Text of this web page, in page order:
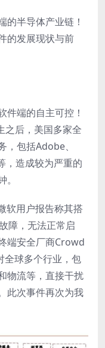
的半导体产业链！
的发展现状与前
件端的自主可控！
之后，美国多家全
，包括Adobe、
，造成较为严重的
软用户报告称其搭
障，无法正常启
端安全厂商Crowd
全球多个行业，包
物流等，直接干扰
此次事件再次为我